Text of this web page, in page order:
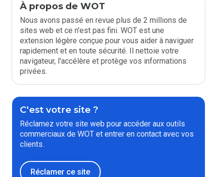
À propos de WOT
Nous avons passé en revue plus de 2 millions de
sites web et ce n'est pas fini. WOT est une
extension légère conçue pour vous aider à naviguer
rapidement et en toute sécurité. Il nettoie votre
navigateur, l'accélère et protège vos informations
privées.
C'est votre site ?
Réclamez votre site web pour accéder aux outils
commerciaux de WOT et entrer en contact avec vos
clients.
Réclamer ce site